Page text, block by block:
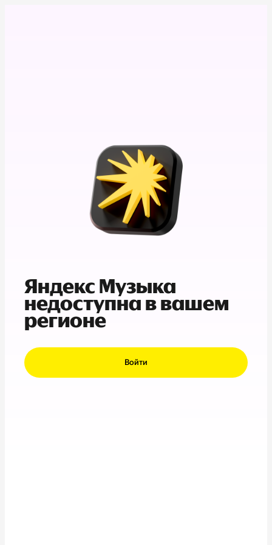
Яндекс Музыка
недоступна в вашем
регионе
Войти